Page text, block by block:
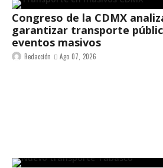
Congreso de la CDMX
garantizar transporte
eventos masivos
Redacción Ago 07, 2026